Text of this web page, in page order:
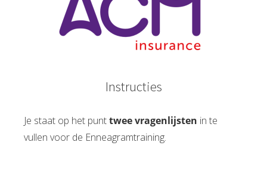
Instructies
Je staat op het punttweevragenlijsten in te
vullen voor de Enneagramtraining.